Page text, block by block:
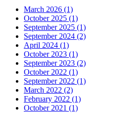
March 2026 (1)
October 2025 (1)
September 2025 (1)
September 2024 (2)
April 2024 (1)
October 2023 (1)
September 2023 (2)
October 2022 (1)
September 2022 (1)
March 2022 (2)
February 2022 (1)
October 2021 (1)